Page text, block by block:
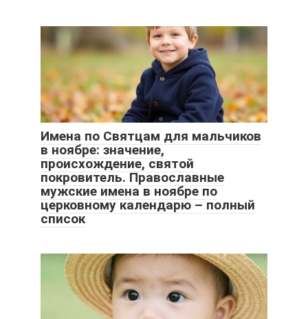
Имена по Святцам для мальчиков
в ноябре: значение,
происхождение, святой
покровитель. Православные
мужские имена в ноябре по
церковному календарю – полный
список